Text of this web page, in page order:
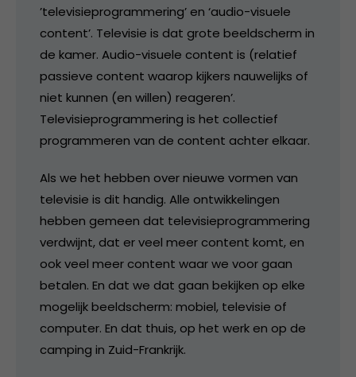
’televisieprogrammering’ en ‘audio-visuele
content’. Televisie is dat grote beeldscherm in
de kamer. Audio-visuele content is (relatief
passieve content waarop kijkers nauwelijks of
niet kunnen (en willen) reageren’.
Televisieprogrammering is het collectief
programmeren van de content achter elkaar.
Als we het hebben over nieuwe vormen van
televisie is dit handig. Alle ontwikkelingen
hebben gemeen dat televisieprogrammering
verdwijnt, dat er veel meer content komt, en
ook veel meer content waar we voor gaan
betalen. En dat we dat gaan bekijken op elke
mogelijk beeldscherm: mobiel, televisie of
computer. En dat thuis, op het werk en op de
camping in Zuid-Frankrijk.